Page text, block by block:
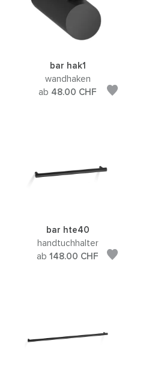
bar hak1
wandhaken
ab 48.00 CHF
bar hte40
handtuchhalter
ab 148.00 CHF